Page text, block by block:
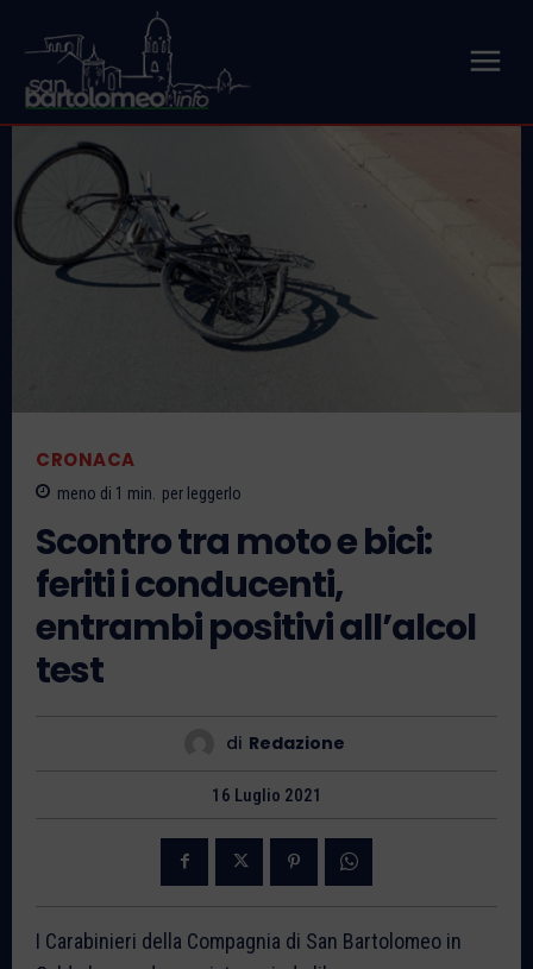
CRONACA
meno di 1 min. per leggerlo
Scontro tra moto e bici:
feriti i conducenti,
entrambi positivi all’alcol
test
di Redazione
16 Luglio 2021
I Carabinieri della Compagnia di San Bartolomeo in